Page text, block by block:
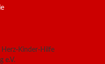
Kinder-Hilfe
e.V.